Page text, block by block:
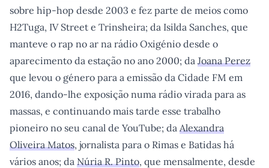
sobre hip-hop desde 2003 e fez parte de meios como
H2Tuga, IV Street e Trinsheira; da Isilda Sanches, que
manteve o rap no ar na rádio Oxigénio desde o
aparecimento da estação no ano 2000; da Joana Perez
que levou o género para a emissão da Cidade FM em
2016, dando-lhe exposição numa rádio virada para as
massas, e continuando mais tarde esse trabalho
pioneiro no seu canal de YouTube; da Alexandra
Oliveira Matos, jornalista para o Rimas e Batidas há
vários anos; da Núria R. Pinto, que mensalmente, desde